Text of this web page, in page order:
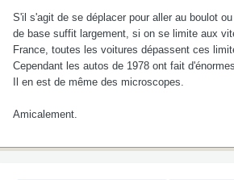
S'il s'agit de se déplacer pour aller au boulot
de base suffit largement, si on se limite aux
France, toutes les voitures dépassent ces
Cependant les autos de 1978 ont fait
Il en est de même des microscopes.
Amicalement.